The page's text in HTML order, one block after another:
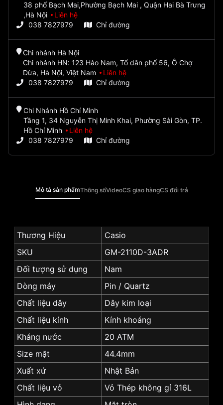
38 phố Bạch Mai,Phường Bạch Mai , Quận Hai Bà Trưng
,Hà Nội
Liên hệ
038 7827979
Chỉ đường
Chi nhánh Hà Nội
Chi nhánh HN: 123 Hào Nam, Tổ dân phố 56, Ô Chợ
Dừa, Hà Nội, Việt Nam
Liên hệ
038 7827979
Chỉ đường
Chi Nhánh Hồ Chí Minh
Tầng 1, 34 Nguyễn Thị Minh Khai, Phường Sài Gòn, TP.
Hồ Chí Minh
Liên hệ
038 7827979
Chỉ đường
Mô tả sản phẩmThông sốVideoCS giao hàngCS đổi trả
Thương Hiệu
Casio
SKU
GM-2110D-3ADR
Đối tượng sử dụng
Nam
Dòng máy
Pin / Quartz
Chất liệu dây
Dây kim loại
Chất liệu kính
Kính khoáng
Kháng nước
20 ATM
Size mặt
44.4mm
Xuất xứ
Nhật Bản
Chất liệu vỏ
Vỏ Thép không gỉ 316L